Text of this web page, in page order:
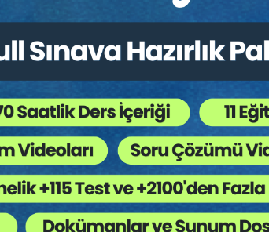
Tüketici Hukuku Enstitüsü